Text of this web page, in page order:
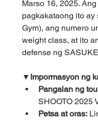
Marso 16, 2025.
pagkakataong ito
Gym), ang numero
weight class, at ito
defense ng
▼Impormasyon ng
Pangalan ng
SHOOTO 2025
Petsa at oras: